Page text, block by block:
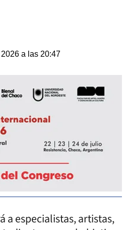
a las 20:47
a especialistas, artistas,